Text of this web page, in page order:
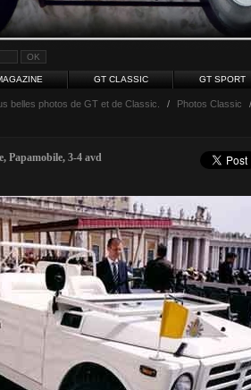
GT CLASSIC GT SPORT
belles photos de GT et de Classic. / Photos Classic
Papamobile, 3-4 avd